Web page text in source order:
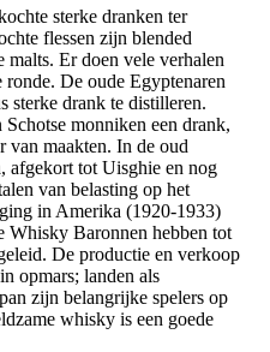
sterke dranken ter
flessen zijn blended
Er doen vele verhalen
De oude Egyptenaren
sterke drank te distilleren.
monniken een drank,
van maakten. In de oud
afgekort tot Uisghie en nog
van belasting op het
in Amerika (1920-1933)
Whisky Baronnen hebben tot
De productie en verkoop
opmars; landen als
zijn belangrijke spelers op
whisky is een goede